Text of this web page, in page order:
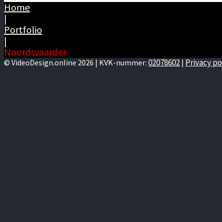
Home
|
Portfolio
|
Noordsvaarder
© VideoDesign.online 2026 | KVK-nummer: 02078602 | Privacy